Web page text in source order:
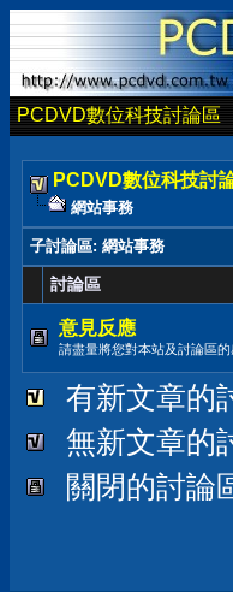
PCDVD數位科技討論區
PCDVD數位科技討
網站事務
子討論區: 網站事務
討論區
意見反應
請盡量將您對本站及討論區
有新文章的
無新文章的
關閉的討論